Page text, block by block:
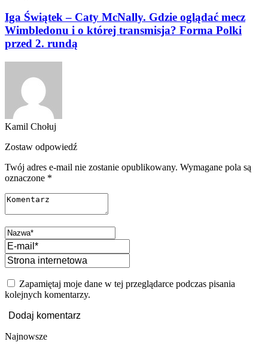
Iga Świątek – Caty McNally. Gdzie oglądać mecz
Wimbledonu i o której transmisja? Forma Polki
przed 2. rundą
Kamil Chołuj
Zostaw odpowiedź
Twój adres e-mail nie zostanie opublikowany. Wymagane pola są
oznaczone *
Zapamiętaj moje dane w tej przeglądarce podczas pisania
kolejnych komentarzy.
Najnowsze